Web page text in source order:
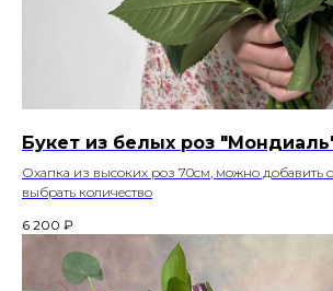
Букет из белых роз
Охапка из высоких роз 70см, можно добавить
выбрать количество
6 200 ₽